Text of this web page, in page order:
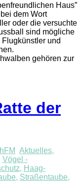
Haus”
dem Wort
oder die versuchte
sind mögliche
und
gehören zur
der
Aktuelles,
Vögel -
, Haag-
, Straßentaube,